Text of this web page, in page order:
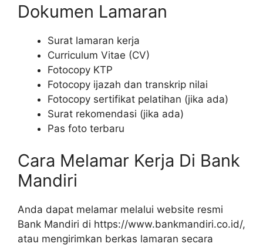
Dokumen Lamaran
Surat lamaran kerja
Curriculum Vitae (CV)
Fotocopy KTP
Fotocopy ijazah dan transkrip nilai
Fotocopy sertifikat pelatihan (jika ada)
Surat rekomendasi (jika ada)
Pas foto terbaru
Cara Melamar Kerja Di Bank
Mandiri
Anda dapat melamar melalui website resmi
Bank Mandiri di https://www.bankmandiri.co.id/,
atau mengirimkan berkas lamaran secara